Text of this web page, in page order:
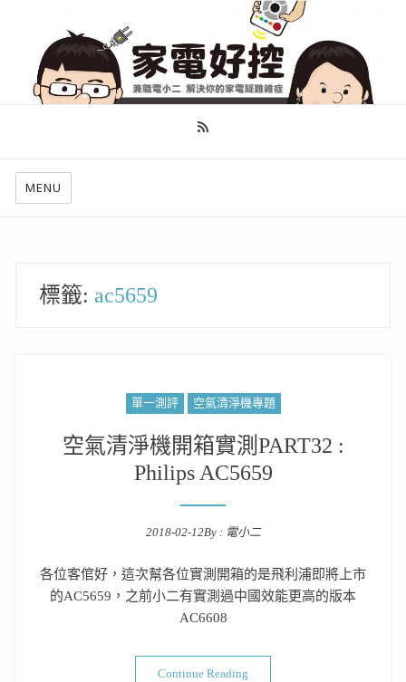
幫你做好功課，看了就知怎麼找出適合自己的家電
MENU
標籤: ac5659
單一測評 空氣清淨機專題
空氣清淨機開箱實測PART32 :
Philips AC5659
2018-02-12By : 電小二
各位客倌好，這次幫各位實測開箱的是飛利浦即將上市
的AC5659，之前小二有實測過中國效能更高的版本
AC6608
Continue Reading